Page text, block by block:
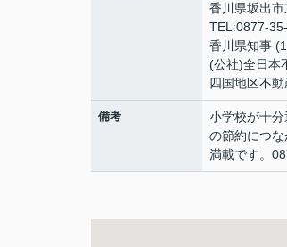
香川県坂出
TEL:0877-
香川県知事
(公社)全日本
四国地区不
備考
小学校が十
の節約につ
満載です。